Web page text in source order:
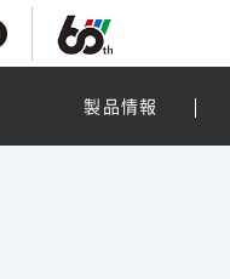
製品情報